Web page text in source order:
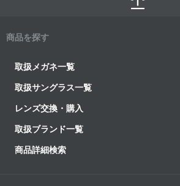
商品を探す
取扱メガネ一覧
取扱サングラス一覧
レンズ交換・購入
取扱ブランド一覧
商品詳細検索